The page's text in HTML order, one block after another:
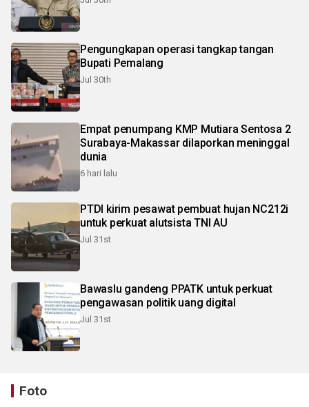
Pengungkapan operasi tangkap tangan
Bupati Pemalang
Jul 30th
Empat penumpang KMP Mutiara Sentosa 2
Surabaya-Makassar dilaporkan meninggal
dunia
6 hari lalu
PTDI kirim pesawat pembuat hujan NC212i
untuk perkuat alutsista TNI AU
Jul 31st
Bawaslu gandeng PPATK untuk perkuat
pengawasan politik uang digital
Jul 31st
Foto